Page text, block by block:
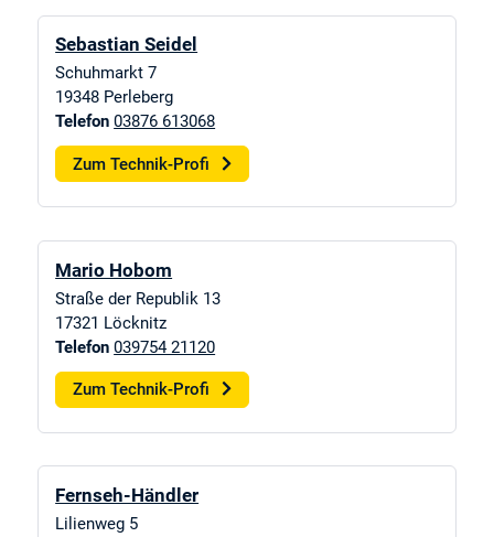
Sebastian Seidel
Schuhmarkt 7
19348 Perleberg
Telefon 03876 613068
Zum Technik-Profi
Mario Hobom
Straße der Republik 13
17321 Löcknitz
Telefon 039754 21120
Zum Technik-Profi
Fernseh-Händler
Lilienweg 5